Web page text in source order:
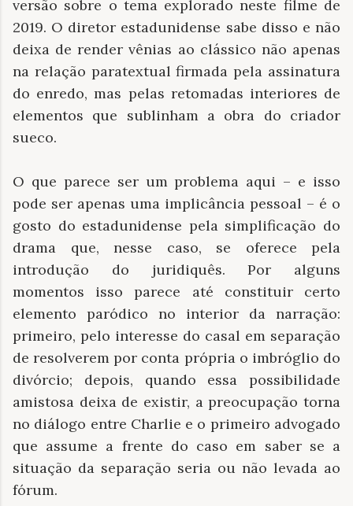
versão sobre o tema explorado neste filme de
2019. O diretor estadunidense sabe disso e não
deixa de render vênias ao clássico não apenas
na relação paratextual firmada pela assinatura
do enredo, mas pelas retomadas interiores de
elementos que sublinham a obra do criador
sueco.
O que parece ser um problema aqui – e isso
pode ser apenas uma implicância pessoal – é o
gosto do estadunidense pela simplificação do
drama que, nesse caso, se oferece pela
introdução do juridiquês. Por alguns
momentos isso parece até constituir certo
elemento paródico no interior da narração:
primeiro, pelo interesse do casal em separação
de resolverem por conta própria o imbróglio do
divórcio; depois, quando essa possibilidade
amistosa deixa de existir, a preocupação torna
no diálogo entre Charlie e o primeiro advogado
que assume a frente do caso em saber se a
situação da separação seria ou não levada ao
fórum.